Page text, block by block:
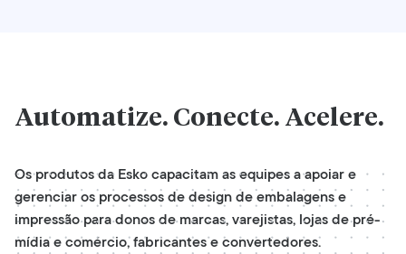
Automatize. Conecte. Acelere.
Os produtos da Esko capacitam as equipes a apoiar e
gerenciar os processos de design de embalagens e
impressão para donos de marcas, varejistas, lojas de pré-
mídia e comércio, fabricantes e convertedores.